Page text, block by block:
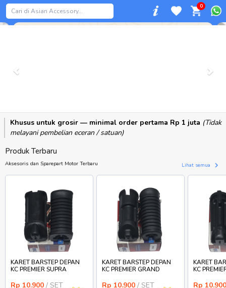
0
Previous
Khusus untuk grosir — minimal order pertama Rp 1 juta (Tidak
melayani pembelian eceran / satuan)
Produk Terbaru
Aksesoris dan Sparepart Motor Terbaru Lihat semua
KARET BARSTEP DEPAN
KC PREMIER SUPRA
Rp 10.900 / SET
KARET BARSTEP DEPAN
KC PREMIER GRAND
Rp 10.900 / SET
KARET
KC
Rp 10.900